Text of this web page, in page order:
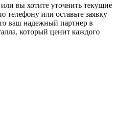
вы хотите уточнить текущие
телефону или оставьте заявку
ваш надежный партнер в
который ценит каждого